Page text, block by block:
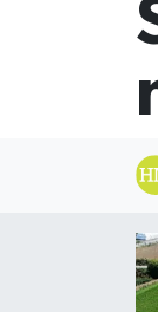
SİYASET